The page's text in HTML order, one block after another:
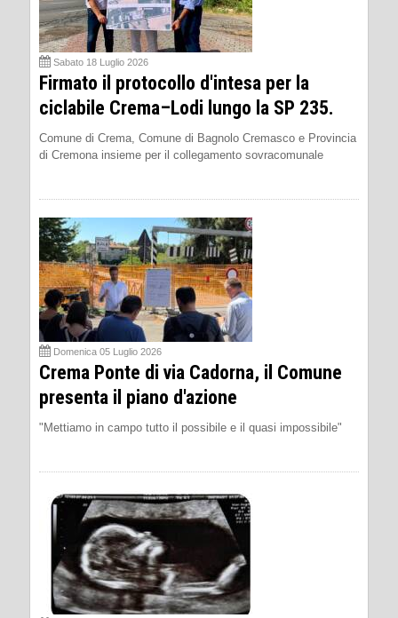
Sabato 18 Luglio 2026
Firmato il protocollo d'intesa per la
ciclabile Crema–Lodi lungo la SP 235.
Comune di Crema, Comune di Bagnolo Cremasco e Provincia
di Cremona insieme per il collegamento sovracomunale
Domenica 05 Luglio 2026
Crema Ponte di via Cadorna, il Comune
presenta il piano d'azione
"Mettiamo in campo tutto il possibile e il quasi impossibile"